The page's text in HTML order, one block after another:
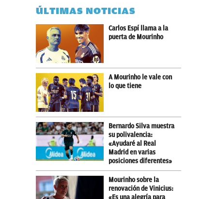
ÚLTIMAS NOTICIAS
Carlos Espí llama a la
puerta de Mourinho
A Mourinho le vale con
lo que tiene
Bernardo Silva muestra
su polivalencia:
«Ayudaré al Real
Madrid en varias
posiciones diferentes»
Mourinho sobre la
renovación de Vinicius:
«Es una alegría para